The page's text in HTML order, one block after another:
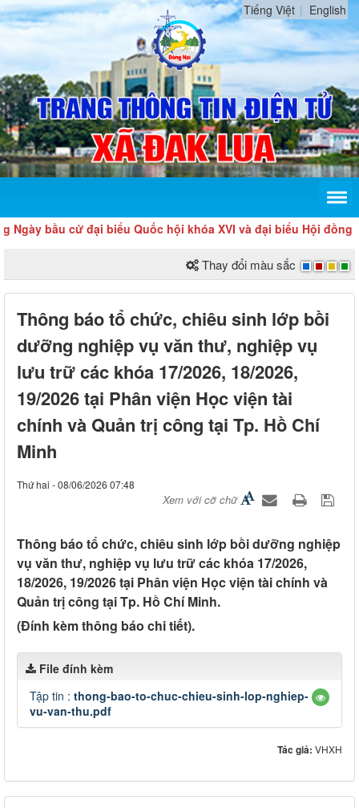
Tiếng Việt English
bầu cử đại biểu Quốc hội khóa XVI và đại biểu Hội đồng
Thay đổi màu sắc
Thông báo tổ chức, chiêu sinh lớp bồi
dưỡng nghiệp vụ văn thư, nghiệp vụ
lưu trữ các khóa 17/2026, 18/2026,
19/2026 tại Phân viện Học viện tài
chính và Quản trị công tại Tp. Hồ Chí
Minh
Thứ hai - 08/06/2026 07:48
Xem với cỡ chữ
Thông báo tổ chức, chiêu sinh lớp bồi dưỡng nghiệp
vụ văn thư, nghiệp vụ lưu trữ các khóa 17/2026,
18/2026, 19/2026 tại Phân viện Học viện tài chính và
Quản trị công tại Tp. Hồ Chí Minh.
(Đính kèm thông báo chi tiết).
File đính kèm
Tập tin : thong-bao-to-chuc-chieu-sinh-lop-nghiep-
vu-van-thu.pdf
Tác giả: VHXH